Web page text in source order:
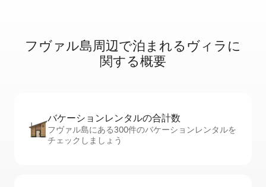
フヴァル島周⁠辺⁠で泊⁠ま⁠れ⁠るヴ⁠ィ⁠ラ⁠に
関⁠す⁠る概⁠要
バケーションレ⁠ン⁠タ⁠ル⁠の合⁠計⁠数
フヴァル島にある300件のバケーションレンタルを
チェックしましょう